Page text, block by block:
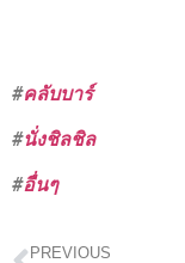
#คลับบาร์
#นั่งชิลชิล
#อื่นๆ
PREVIOUS